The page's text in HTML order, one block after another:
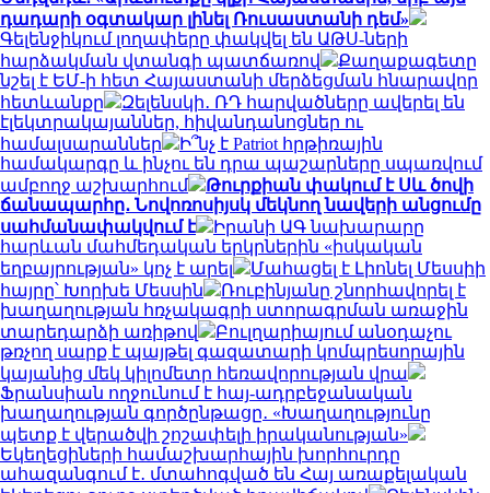
դադարի օգտակար լինել Ռուսաստանի դեմ»
Գելենջիկում լողափերը փակվել են ԱԹՍ-ների
հարձակման վտանգի պատճառով
Քաղաքագետը
նշել է ԵՄ-ի հետ Հայաստանի մերձեցման հնարավոր
հետևանքը
Զելենսկի․ ՌԴ հարվածները ավերել են
էլեկտրակայաններ, հիվանդանոցներ ու
համալսարաններ
Ի՞նչ է Patriot հրթիռային
համակարգը և ինչու են դրա պաշարները սպառվում
ամբողջ աշխարհում
Թուրքիան փակում է Սև ծովի
ճանապարհը․ Նովոռոսիյսկ մեկնող նավերի անցումը
սահմանափակվում է
Իրանի ԱԳ նախարարը
հարևան մահմեդական երկրներին «իսկական
եղբայրության» կոչ է արել
Մահացել է Լիոնել Մեսսիի
հայրը՝ Խորխե Մեսսին
Ռուբինյանը շնորհավորել է
խաղաղության հռչակագրի ստորագրման առաջին
տարեդարձի առիթով
Բուլղարիայում անօդաչու
թռչող սարք է պայթել գազատարի կոմպրեսորային
կայանից մեկ կիլոմետր հեռավորության վրա
Ֆրանսիան ողջունում է հայ-ադրբեջանական
խաղաղության գործընթացը․ «Խաղաղությունը
պետք է վերածվի շոշափելի իրականության»
Եկեղեցիների համաշխարհային խորհուրդը
ահազանգում է․ մտահոգված են Հայ առաքելական